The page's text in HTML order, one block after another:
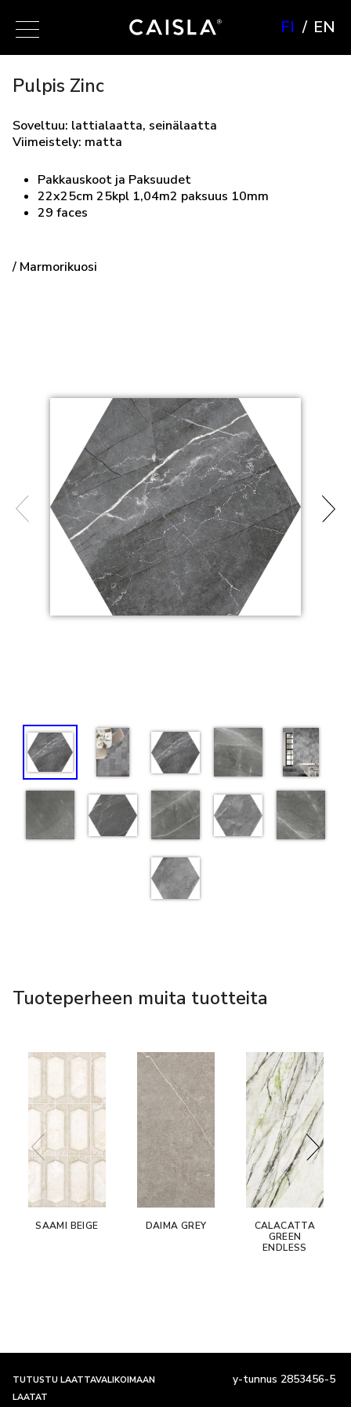
FI EN
Pulpis Zinc
Soveltuu: lattialaatta, seinälaatta
Viimeistely: matta
Pakkauskoot ja Paksuudet
22x25cm 25kpl 1,04m2 paksuus 10mm
29 faces
/ Marmorikuosi
Tuoteperheen muita tuotteita
SAAMI BEIGE DAIMA GREY
CALACATTA
GREEN
ENDLESS
TUTUSTU LAATTAVALIKOIMAAN
LAATAT
y-tunnus 2853456-5